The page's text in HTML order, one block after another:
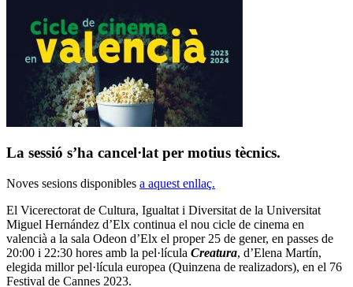
La sessió s’ha cancel·lat per motius tècnics.
Noves sesions disponibles a aquest enllaç.
El Vicerectorat de Cultura, Igualtat i Diversitat de la Universitat
Miguel Hernández d’Elx continua el nou cicle de cinema en
valencià a la sala Odeon d’Elx el proper 25 de gener, en passes de
20:00 i 22:30 hores amb la pel·lícula Creatura, d’Elena Martín,
elegida millor pel·lícula europea (Quinzena de realizadors), en el 76
Festival de Cannes 2023.